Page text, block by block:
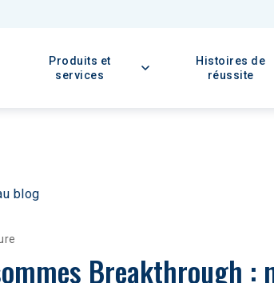
Produits et
services
Histoires de
réussite
blog
Breakthrough :